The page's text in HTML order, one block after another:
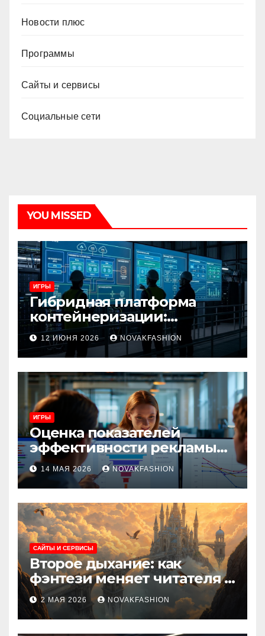
Новости плюс
Программы
Сайты и сервисы
Социальные сети
YOU MISSED
ИГРЫ
Гибридная платформа
контейнеризации:
архитектура, особенности
и сценарии использования
12 ИЮНЯ 2026 NOVAKFASHION
ИГРЫ
Оценка показателей
эффективности рекламы
при атрибуции
множественных точек
касания
14 МАЯ 2026 NOVAKFASHION
САЙТЫ И СЕРВИСЫ
Второе дыхание: как
фэнтези меняет читателя и
культуру
2 МАЯ 2026 NOVAKFASHION